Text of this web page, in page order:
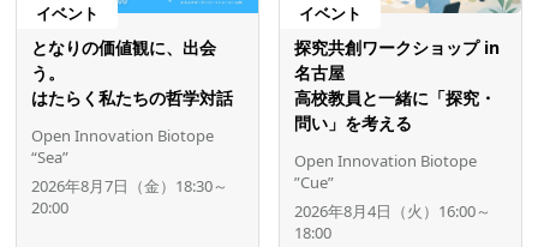
イベント
となりの価値観に、出会
う。
はたらく私たちの哲学対話
Open Innovation Biotope
“Sea”
2026年8月7日（金）18:30～
20:00
イベント
探究共創ワークショップ in
名古屋
高校教員と一緒に「探究・
問い」を考える
Open Innovation Biotope
”Cue”
2026年8月4日（火）16:00～
18:00